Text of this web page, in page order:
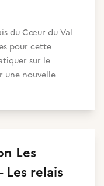
du Cœur du Val
pour cette
sur le
une nouvelle
Les
relais